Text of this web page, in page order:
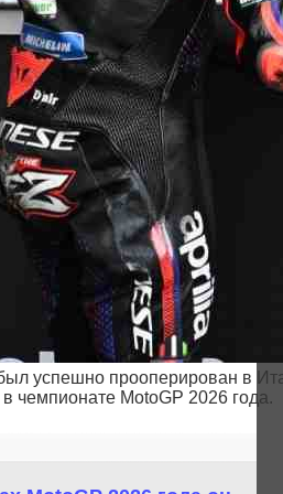
успешно прооперирован в
чемпионате MotoGP 2026 года.